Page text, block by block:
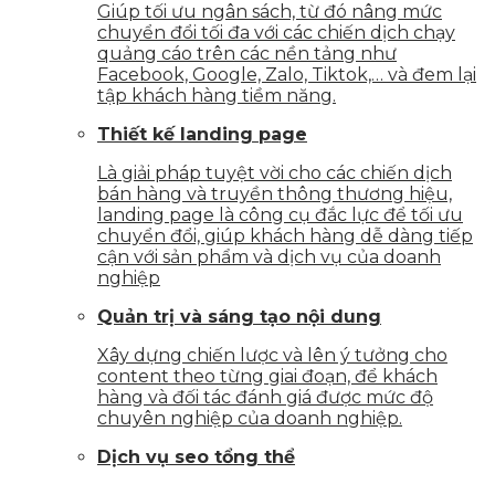
Giúp tối ưu ngân sách, từ đó nâng mức
chuyển đổi tối đa với các chiến dịch chạy
quảng cáo trên các nền tảng như
Facebook, Google, Zalo, Tiktok,… và đem lại
tập khách hàng tiềm năng.
Thiết kế landing page
Là giải pháp tuyệt vời cho các chiến dịch
bán hàng và truyền thông thương hiệu,
landing page là công cụ đắc lực để tối ưu
chuyển đổi, giúp khách hàng dễ dàng tiếp
cận với sản phẩm và dịch vụ của doanh
nghiệp
Quản trị và sáng tạo nội dung
Xây dựng chiến lược và lên ý tưởng cho
content theo từng giai đoạn, để khách
hàng và đối tác đánh giá được mức độ
chuyên nghiệp của doanh nghiệp.
Dịch vụ seo tổng thể